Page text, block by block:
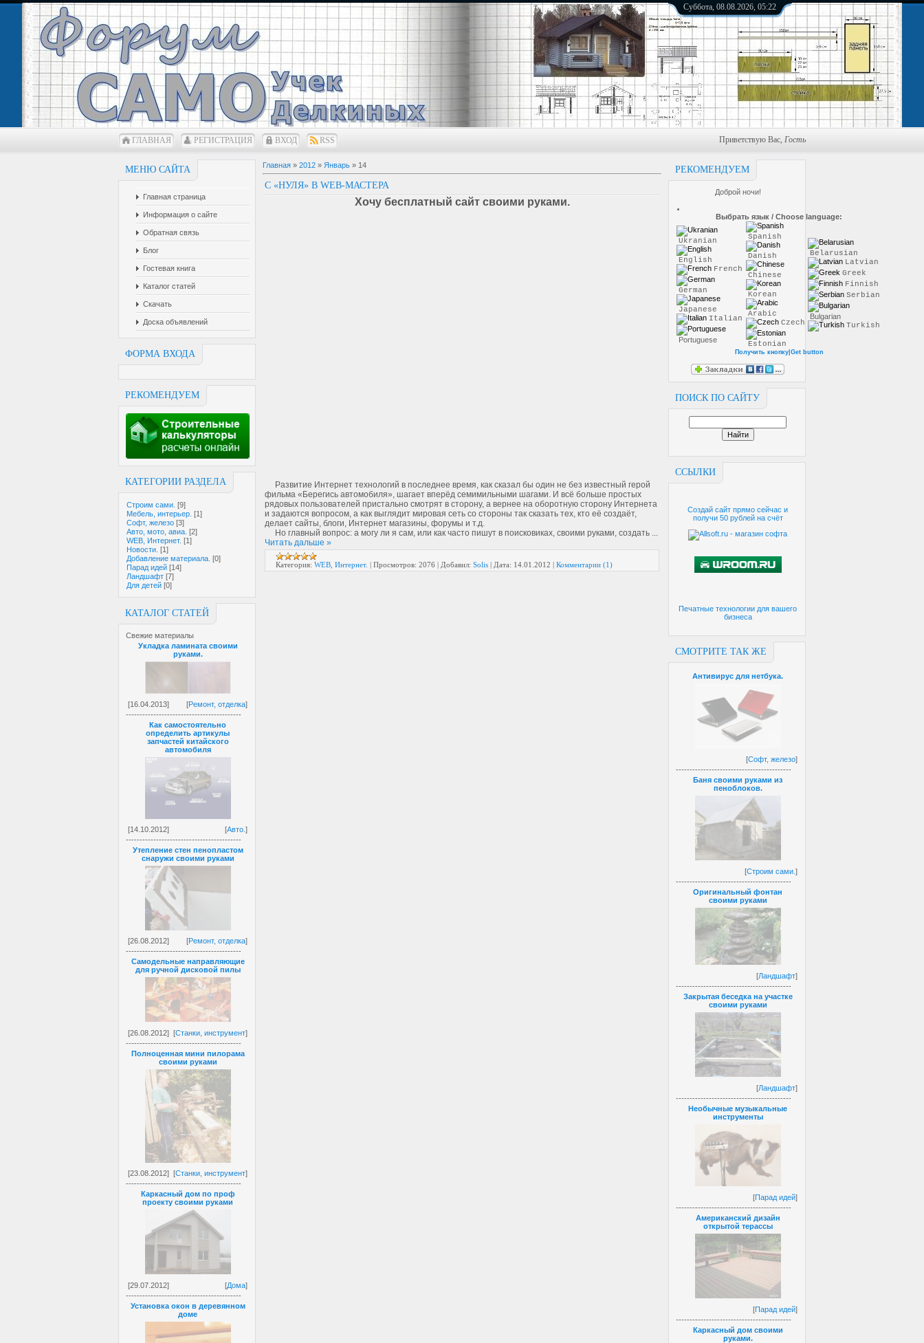
Суббота, 08.08.2026, 05:22
ГЛАВНАЯ РЕГИСТРАЦИЯ ВХОД RSS Приветствую Вас, Гость
МЕНЮ САЙТА
Главная страница
Информация о сайте
Обратная связь
Блог
Гостевая книга
Каталог статей
Скачать
Доска объявлений
ФОРМА ВХОДА
РЕКОМЕНДУЕМ
КАТЕГОРИИ РАЗДЕЛА
Строим сами. [9]
Мебель, интерьер. [1]
Софт, железо [3]
Авто, мото, авиа. [2]
WEB, Интернет. [1]
Новости. [1]
Добавление материала. [0]
Парад идей [14]
Ландшафт [7]
Для детей [0]
КАТАЛОГ СТАТЕЙ
Свежие материалы
Укладка ламината своими
руками.
[16.04.2013] [Ремонт, отделка]
------------------------------------------
Как самостоятельно
определить артикулы
запчастей китайского
автомобиля
[14.10.2012] [Авто. ]
------------------------------------------
Утепление стен пенопластом
снаружи своими руками
[26.08.2012] [Ремонт, отделка]
------------------------------------------
Самодельные направляющие
для ручной дисковой пилы
[26.08.2012] [Станки, инструмент]
------------------------------------------
Полноценная мини пилорама
своими руками
[23.08.2012] [Станки, инструмент]
------------------------------------------
Каркасный дом по проф
проекту своими руками
[29.07.2012] [Дома]
------------------------------------------
Установка окон в деревянном
доме
РЕКОМЕНДУЕМ
Доброй ночи!
Выбрать язык / Choose language:
Ukranian
English
French
German
Japanese
Italian
Portuguese
Spanish
Danish
Chinese
Korean
Arabic
Czech
Estonian
Belarusian
Latvian
Greek
Finnish
Serbian
Bulgarian
Turkish
Получить кнопку|Get button
ПОИСК ПО САЙТУ
ССЫЛКИ
Создай сайт прямо сейчас и
получи 50 рублей на счёт
Печатные технологии для вашего
бизнеса
СМОТРИТЕ ТАК ЖЕ
Антивирус для нетбука.
[Софт, железо]
------------------------------------------
Баня своими руками из
пеноблоков.
[Строим сами. ]
------------------------------------------
Оригинальный фонтан
своими руками
[Ландшафт]
------------------------------------------
Закрытая беседка на участке
своими руками
[Ландшафт]
------------------------------------------
Необычные музыкальные
инструменты
[Парад идей]
------------------------------------------
Американский дизайн
открытой терассы
[Парад идей]
------------------------------------------
Каркасный дом своими
руками.
Главная » 2012 » Январь » 14
С «НУЛЯ» В WEB-МАСТЕРА
Хочу бесплатный сайт своими руками.
Развитие Интернет технологий в последнее время, как сказал бы один не без известный герой
фильма «Берегись автомобиля», шагает вперёд семимильными шагами. И всё больше простых
рядовых пользователей пристально смотрят в сторону, а вернее на оборотную сторону Интернета
и задаются вопросом, а как выглядит мировая сеть со стороны так сказать тех, кто её создаёт,
делает сайты, блоги, Интернет магазины, форумы и т.д.
Но главный вопрос: а могу ли я сам, или как часто пишут в поисковиках, своими руками, создать ...
Читать дальше »
Категория: WEB, Интернет. | Просмотров: 2076 | Добавил: Solis | Дата: 14.01.2012 | Комментарии (1)